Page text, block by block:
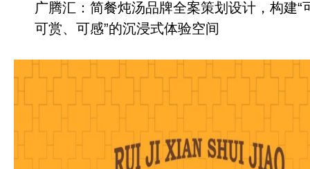
广腾汇：简餐炖汤品牌全案策划设计，构建“
可赏、可感”的沉浸式体验空间